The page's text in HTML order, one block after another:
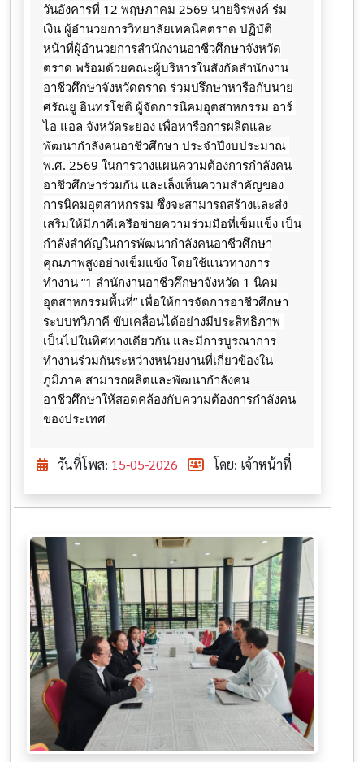
วันอังคารที่ 12 พฤษภาคม 2569 นายจิรพงค์ ร่ม
เงิน ผู้อำนวยการวิทยาลัยเทคนิคตราด ปฏิบัติ
หน้าที่ผู้อำนวยการสำนักงานอาชีวศึกษาจังหวัด
ตราด พร้อมด้วยคณะผู้บริหารในสังกัดสำนักงาน
อาชีวศึกษาจังหวัดตราด ร่วมปรึกษาหารือกับนาย
ศรัณยู อินทรโชติ ผู้จัดการนิคมอุตสาหกรรม อาร์
ไอ แอล จังหวัดระยอง เพื่อหารือการผลิตและ
พัฒนากำลังคนอาชีวศึกษา ประจำปีงบประมาณ
พ.ศ. 2569 ในการวางแผนความต้องการกำลังคน
อาชีวศึกษาร่วมกัน และเล็งเห็นความสำคัญของ
การนิคมอุตสาหกรรม ซึ่งจะสามารถสร้างและส่ง
เสริมให้มีภาคีเครือข่ายความร่วมมือที่เข็มแข็ง เป็น
กำลังสำคัญในการพัฒนากำลังคนอาชีวศึกษา
คุณภาพสูงอย่างเข็มแข้ง โดยใช้แนวทางการ
ทำงาน “1 สำนักงานอาชีวศึกษาจังหวัด 1 นิคม
อุตสาหกรรมพื้นที่” เพื่อให้การจัดการอาชีวศึกษา
ระบบทวิภาคี ขับเคลื่อนได้อย่างมีประสิทธิภาพ
เป็นไปในทิศทางเดียวกัน และมีการบูรณาการ
ทำงานร่วมกันระหว่างหน่วยงานที่เกี่ยวข้องใน
ภูมิภาค สามารถผลิตและพัฒนากำลังคน
อาชีวศึกษาให้สอดคล้องกับความต้องการกำลังคน
ของประเทศ
วันที่โพส: 15-05-2026 โดย: เจ้าหน้าที่